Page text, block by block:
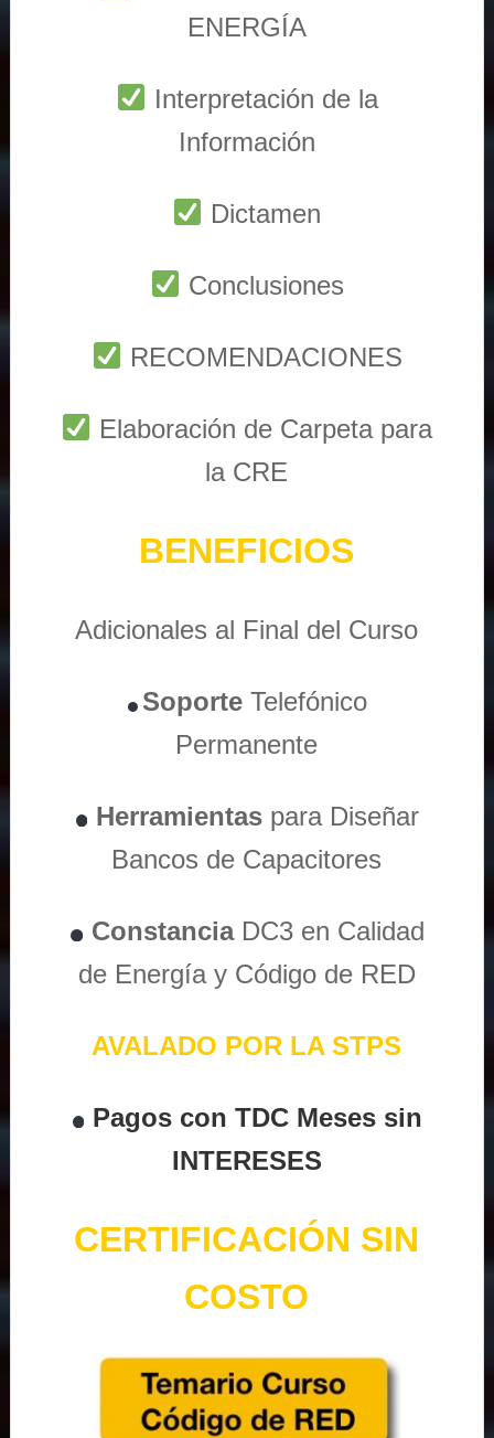
ENERGÍA
Interpretación de la
Información
Dictamen
Conclusiones
RECOMENDACIONES
Elaboración de Carpeta para
la CRE
BENEFICIOS
Adicionales al Final del Curso
Soporte Telefónico
Permanente
Herramientas para Diseñar
Bancos de Capacitores
ConstanciaDC3 en Calidad
de Energía y Código de RED
AVALADO POR LA STPS
Pagos con TDC Meses sin
INTERESES
CERTIFICACIÓN SIN
COSTO